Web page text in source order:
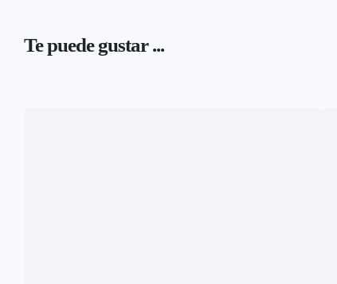
Te puede gustar ...